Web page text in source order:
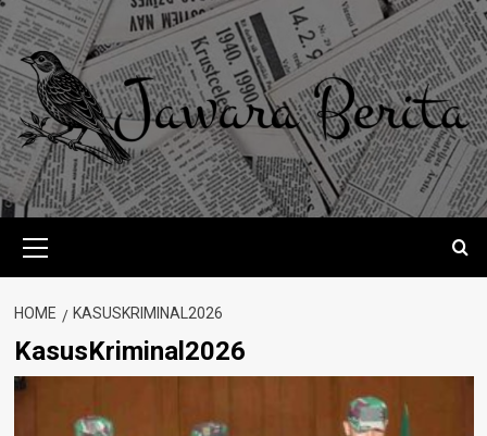
Skip
to
content
Menu
HOME KASUSKRIMINAL2026
KasusKriminal2026